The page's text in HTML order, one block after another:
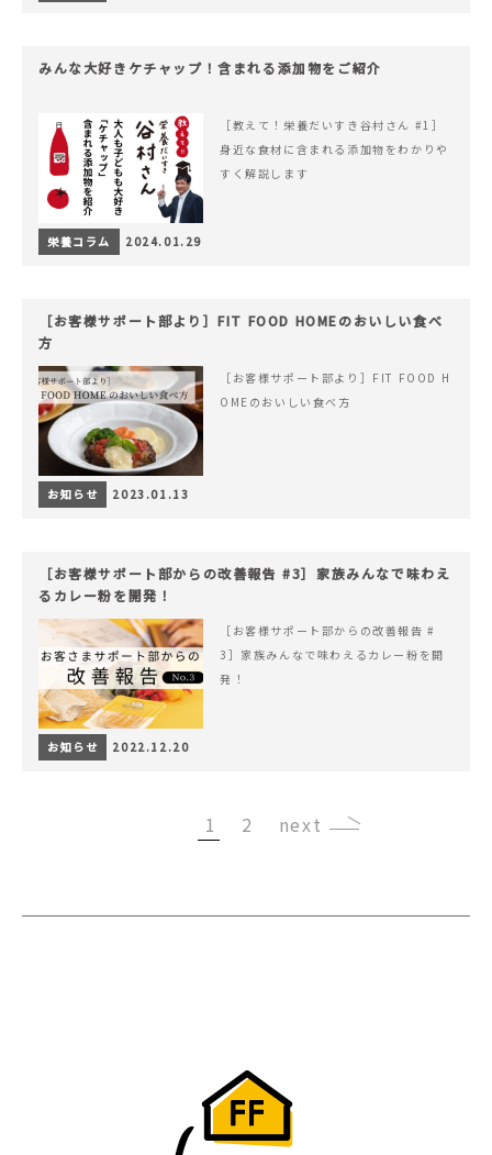
みんな大好きケチャップ！含まれる添加物をご紹介
［教えて！栄養だいすき谷村さん #1］
身近な食材に含まれる添加物をわかりや
すく解説します
栄養コラム 2024.01.29
［お客様サポート部より］FIT FOOD HOMEのおいしい食べ
方
［お客様サポート部より］FIT FOOD H
OMEのおいしい食べ方
お知らせ 2023.01.13
［お客様サポート部からの改善報告 #3］家族みんなで味わえ
るカレー粉を開発！
［お客様サポート部からの改善報告 #
3］家族みんなで味わえるカレー粉を開
発！
お知らせ 2022.12.20
1 2 ›